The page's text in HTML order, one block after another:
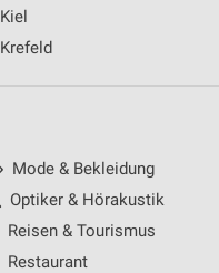
Kiel
Krefeld
Mode & Bekleidung
Optiker & Hörakustik
Reisen & Tourismus
Restaurant